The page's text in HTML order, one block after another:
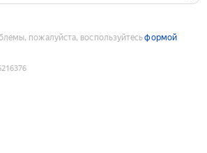
пожалуйста, воспользуйтесьформой